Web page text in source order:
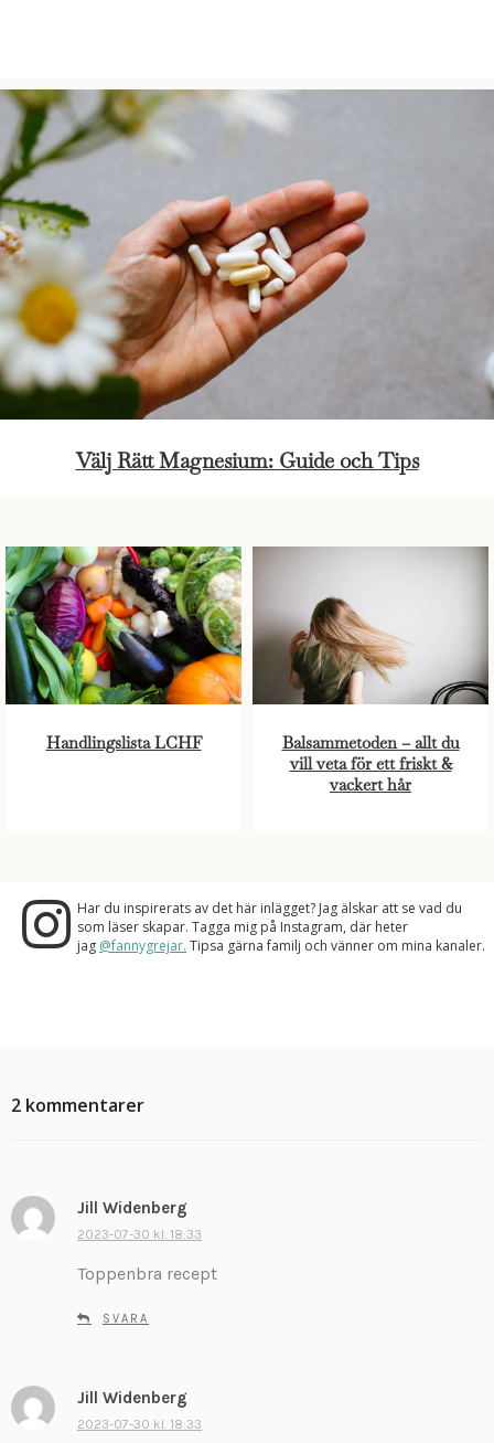
Välj Rätt Magnesium: Guide och Tips
Handlingslista LCHF
Balsammetoden – allt du
vill veta för ett friskt &
vackert hår
Har du inspirerats av det här inlägget? Jag älskar att se vad du
som läser skapar. Tagga mig på Instagram, där heter
jag @fannygrejar. Tipsa gärna familj och vänner om mina kanaler.
2 kommentarer
Jill Widenberg
k
i
2023-07-30 kl. 18:33
Toppenbra recept
SVARA
Jill Widenberg
k
2023-07-30 kl. 18:33